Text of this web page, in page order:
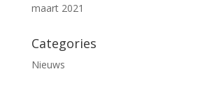
maart 2021
Categories
Nieuws